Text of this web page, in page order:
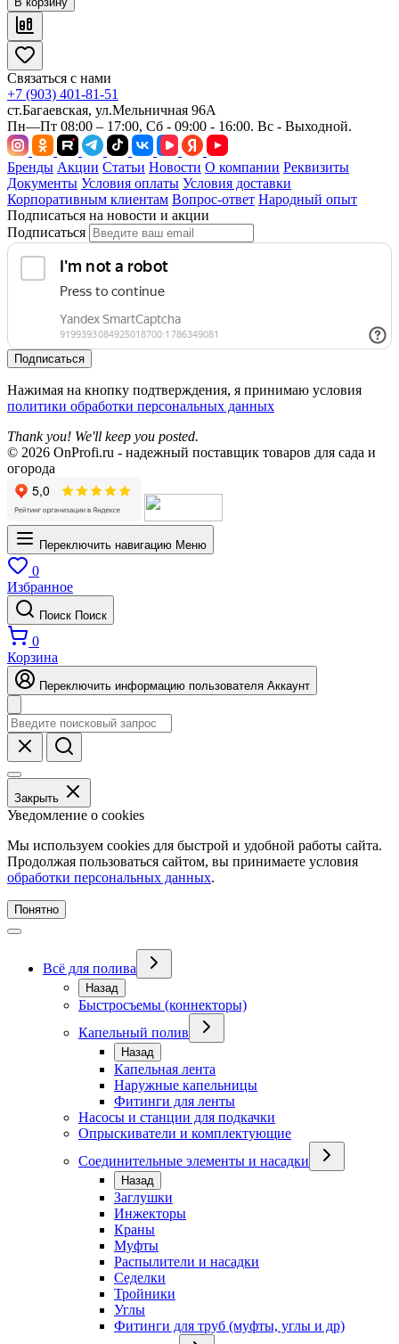
Связаться с нами
+7 (903) 401-81-51
ст.Багаевская, ул.Мельничная 96А
Пн—Пт 08:00 – 17:00, Сб - 09:00 - 16:00. Вс - Выходной.
Бренды Акции Статьи Новости О компании Реквизиты
Документы Условия оплаты Условия доставки
Корпоративным клиентам Вопрос-ответ Народный опыт
Подписаться на новости и акции
Подписаться
Подписаться
Нажимая на кнопку подтверждения, я принимаю условия
политики обработки персональных данных
Thank you! We'll keep you posted.
© 2026 OnProfi.ru - надежный поставщик товаров для сада и
огорода
Переключить навигацию Меню
0
Избранное
Поиск Поиск
0
Корзина
Переключить информацию пользователя Аккаунт
Закрыть
Уведомление о cookies
Мы используем cookies для быстрой и удобной работы сайта.
Продолжая пользоваться сайтом, вы принимаете условия
обработки персональных данных.
Понятно
Всё для полива
Назад
Быстросъемы (коннекторы)
Капельный полив
Назад
Капельная лента
Наружные капельницы
Фитинги для ленты
Насосы и станции для подкачки
Опрыскиватели и комплектующие
Соединительные элементы и насадки
Назад
Заглушки
Инжекторы
Краны
Муфты
Распылители и насадки
Седелки
Тройники
Углы
Фитинги для труб (муфты, углы и др)